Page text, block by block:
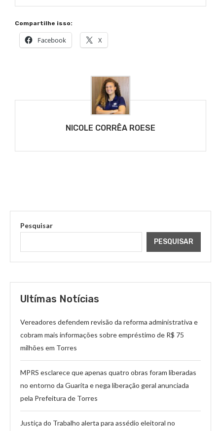
Compartilhe isso:
Facebook X
NICOLE CORRÊA ROESE
Pesquisar
PESQUISAR
Ultímas Notícias
Vereadores defendem revisão da reforma administrativa e
cobram mais informações sobre empréstimo de R$ 75
milhões em Torres
MPRS esclarece que apenas quatro obras foram liberadas
no entorno da Guarita e nega liberação geral anunciada
pela Prefeitura de Torres
Justiça do Trabalho alerta para assédio eleitoral no